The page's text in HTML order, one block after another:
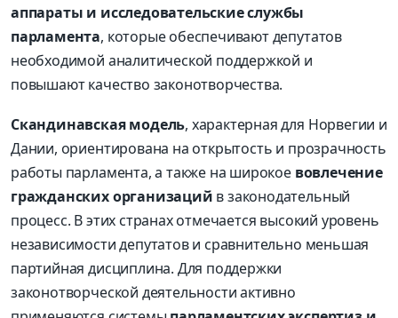
аппараты и исследовательские службы
парламента, которые обеспечивают депутатов
необходимой аналитической поддержкой и
повышают качество законотворчества.
Скандинавская модель, характерная для Норвегии и
Дании, ориентирована на открытость и прозрачность
работы парламента, а также на широкое вовлечение
гражданских организаций в законодательный
процесс. В этих странах отмечается высокий уровень
независимости депутатов и сравнительно меньшая
партийная дисциплина. Для поддержки
законотворческой деятельности активно